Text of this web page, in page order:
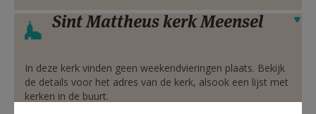
Verbergen
Sint Mattheus kerk Meensel
In deze kerk vinden geen weekendvieringen plaats. Bekijk
de details voor het adres van de kerk, alsook een lijst met
kerken in de buurt.